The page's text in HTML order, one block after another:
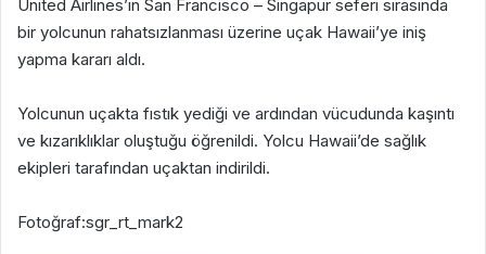
United Airlines’ın San Francisco – Singapur seferi sırasında
bir yolcunun rahatsızlanması üzerine uçak Hawaii’ye iniş
yapma kararı aldı.
Yolcunun uçakta fıstık yediği ve ardından vücudunda kaşıntı
ve kızarıklıklar oluştuğu öğrenildi. Yolcu Hawaii’de sağlık
ekipleri tarafından uçaktan indirildi.
Fotoğraf:sgr_rt_mark2